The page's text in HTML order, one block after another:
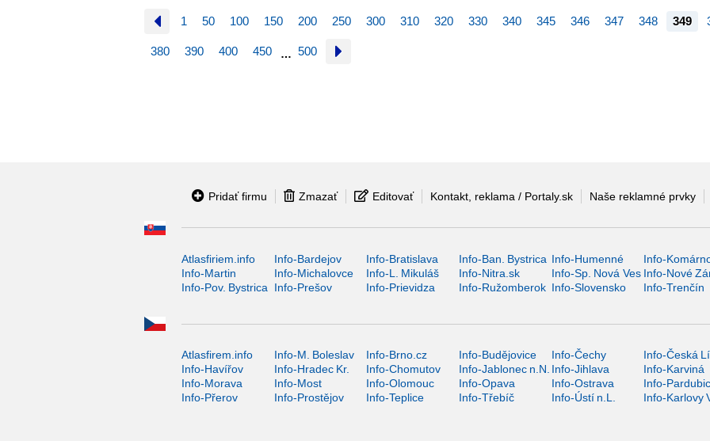
1 50 100 150 200 250 300 310 320 330 340 345 346 347 348 349
380 390 400 450 … 500
Pridať firmu Zmazať Editovať Kontakt, reklama / Portaly.sk Naše reklamné prvky
Atlasfiriem.info Info-Bardejov Info-Bratislava Info-Ban. Bystrica Info-Humenné Info-
Info-Martin
Info-Michalovce Info-L. Mikuláš Info-Nitra.sk Info-Sp. Nová Ves Info-Nové
Info-Pov. Bystrica
Info-Prešov Info-Prievidza Info-Ružomberok Info-Slovensko Info-Trenčín
Atlasfirem.info Info-M. Boleslav Info-Brno.cz Info-Budějovice Info-Čechy Info-Česká
Info-Havířov
Info-Hradec Kr. Info-Chomutov Info-Jablonec n.N. Info-Jihlava Info-Karviná
Info-Morava
Info-Most Info-Olomouc Info-Opava Info-Ostrava Info-
Info-Přerov
Info-Prostějov Info-Teplice Info-Třebíč Info-Ústí n.L. Info-Karlovy